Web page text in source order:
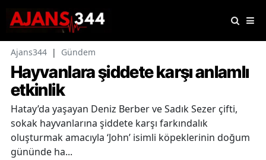
Ajans344 | Gündem
Hayvanlara şiddete karşı anlamlı
etkinlik
Hatay’da yaşayan Deniz Berber ve Sadık Sezer çifti,
sokak hayvanlarına şiddete karşı farkındalık
oluşturmak amacıyla ‘John’ isimli köpeklerinin doğum
gününde ha...